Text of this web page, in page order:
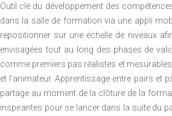
Outil clé du développement des
dans la salle de formation via une appli
repositionner sur une échelle de niveaux
envisagées tout au long des phases de
comme premiers pas réalistes et
et l’animateur. Apprentissage entre pairs et
partage au moment de la clôture de la
inspirantes pour se lancer dans la suite du